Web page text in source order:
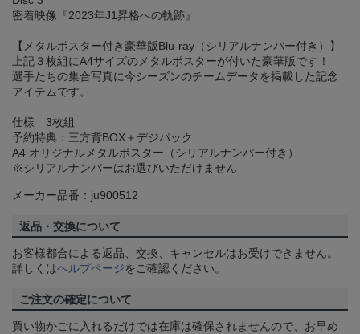
密着映像『2023年J1昇格への軌跡』
【メタルポスター付き豪華版Blu-ray（シリアルナンバー付き）】
上記３枚組にA4サイズのメタルポスターが付いた豪華版です！
選手たちの集合写真に今シーズンのチームデータを掲載した記念
アイテムです。
仕様 3枚組
予約特典：三方背BOX＋デジパック
A4 オリジナルメタルポスター（シリアルナンバー付き）
※シリアルナンバーはお選びいただけません
メーカー品番：ju900512
返品・交換について
お客様都合による返品、交換、キャンセルはお受けできません。
詳しくはヘルプページをご確認ください。
ご注文の確定について
買い物かごに入れるだけでは在庫は確保されませんので、お早め